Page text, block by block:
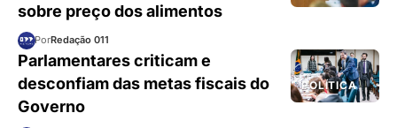
sobre preço dos alimentos
PorRedação 011
POLÍTICA
Parlamentares criticam e
desconfiam das metas fiscais do
Governo